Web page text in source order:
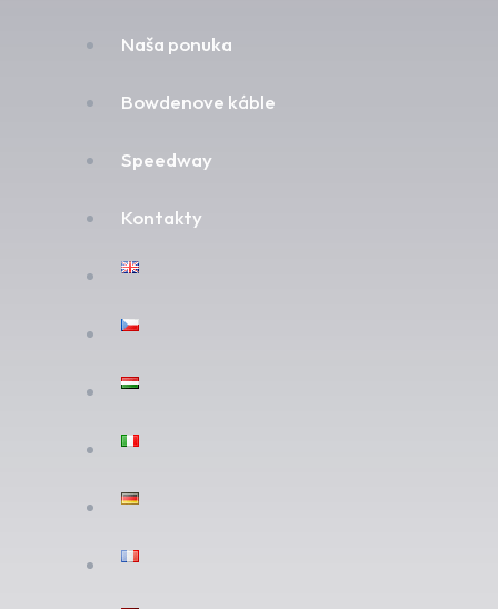
Naša ponuka
Bowdenove káble
Speedway
Kontakty